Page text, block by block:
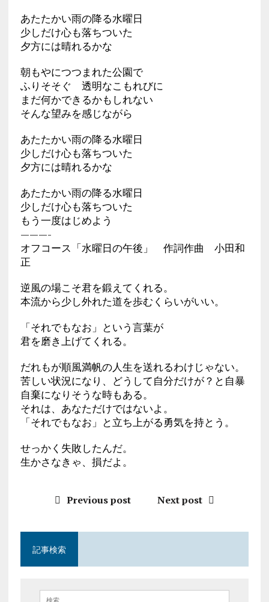
あたたかい雨の降る水曜日
少しだけ心も落ちついた
夕方には晴れるかな
朝もやにつつまれた公園で
ふりそそぐ 透明なこもれびに
まだ何かできるかもしれない
そんな望みを感じながら
あたたかい雨の降る水曜日
少しだけ心も落ちついた
夕方には晴れるかな
あたたかい雨の降る水曜日
少しだけ心も落ちついた
もう一度はじめよう
———-
オフコース「水曜日の午後」 作詞作曲 小田和
正
逆風の場こそ君を鍛えてくれる。
本流から少し外れた道を歩むくらいがいい。
「それでもなお」という言葉が
君を磨き上げてくれる。
だれもが順風満帆の人生を送れるわけじゃない。
苦しい状況になり、どうして自分だけが？と自暴
自棄になりそうな時もある。
それは、あなただけではないよ。
「それでもなお」と立ち上がる勇気を持とう。
せっかく失敗したんだ。
生かさなきゃ、損だよ。
Previous post Next post
記事検索